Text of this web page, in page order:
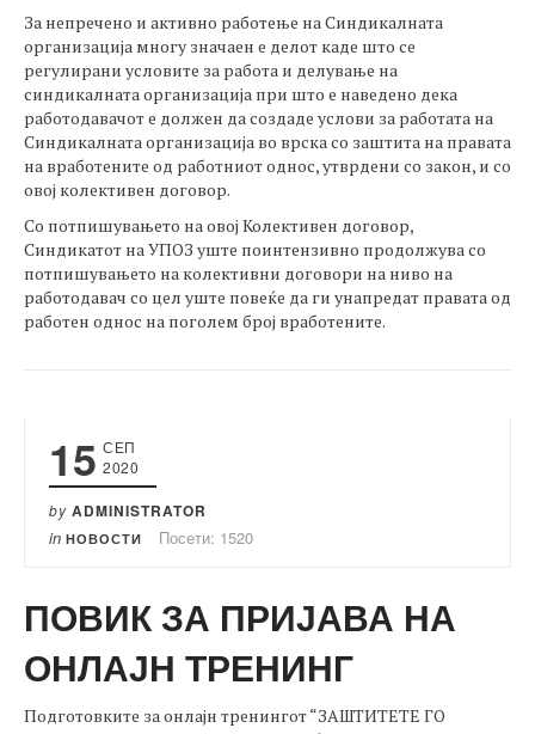
За непречено и активно работење на Синдикалната
организација многу значаен е делот каде што се
регулирани условите за работа и делување на
синдикалната организација при што е наведено дека
работодавачот е должен да создаде услови за работата на
Синдикалната организација во врска со заштита на правата
на вработените од работниот однос, утврдени со закон, и со
овој колективен договор.
Со потпишувањето на овој Колективен договор,
Синдикатот на УПОЗ уште поинтензивно продолжува со
потпишувањето на колективни договори на ниво на
работодавач со цел уште повеќе да ги унапредат правата од
работен однос на поголем број вработените.
15 СЕП
2020
by ADMINISTRATOR
in НОВОСТИ Посети: 1520
ПОВИК ЗА ПРИЈАВА НА
ОНЛАЈН ТРЕНИНГ
Подготовките за онлајн тренингот “ЗАШТИТЕТЕ ГО